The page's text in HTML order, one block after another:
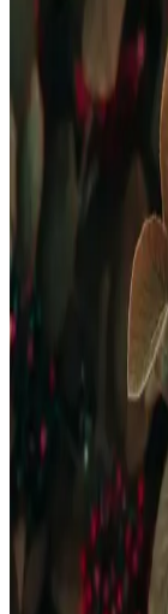
Evde kolayca
sağlıklı, güçlü ve
ve doğal çözümlerle
Evde
Teknikler ve
Evde tırnak
sonuçlar sağlar.
ürünlerle sağlıklı,
Etkili ve Pratik
Güzel Ayaklar
Ayak sağlığını
bakım
Profesyonel
Setleri ile
Profesyonel kuaför
makineleriyle
veya profesyonel
Quad Kutulu